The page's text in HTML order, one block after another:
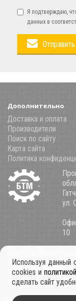
Я подтверждаю,
данных в
Дополнительно
Доставка и оплата
Производители
Поиск по сайту
Карта сайта
Политика
ул.
10
8 (800) 100-34-85
+7 921 911-39-53
+7 931 979-11-30
Используя данный
cookies и
сделать сайт